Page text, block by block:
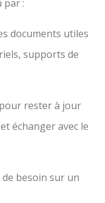
par :
documents utiles
supports de
pour rester à jour
échanger avec le
de besoin sur un